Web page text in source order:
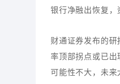
银行净融出恢复，
财通证券发布的
率顶部拐点或已
可能性不大，未来